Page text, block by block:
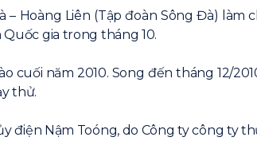
Hoàng Liên (Tập đoàn Sông Đà)
gia trong tháng 10.
năm 2010. Song đến tháng 12/
thử.
điện Nậm Toóng, do Công ty công ty